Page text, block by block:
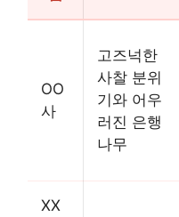
OO
사
고즈넉한
사찰 분위
기와 어우
러진 은행
나무
XX